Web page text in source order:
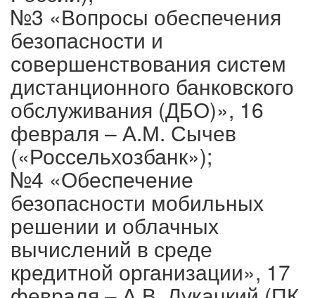
№3 «Вопросы обеспечения
безопасности и
совершенствования систем
дистанционного банковского
обслуживания (ДБО)», 16
февраля – А.М. Сычев
(«Россельхозбанк»);
№4 «Обеспечение
безопасности мобильных
решении и облачных
вычислений в среде
кредитной организации», 17